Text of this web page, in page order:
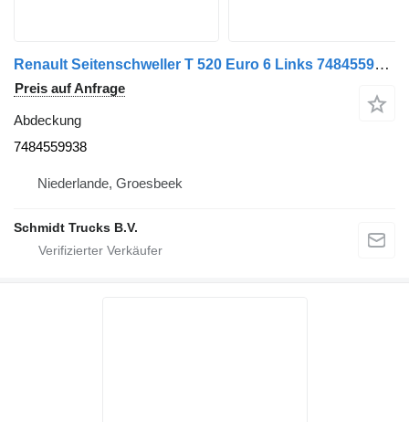
Renault Seitenschweller T 520 Euro 6 Links 7484559938 Abdeckung für LKW
Preis auf Anfrage
Abdeckung
7484559938
Niederlande, Groesbeek
Schmidt Trucks B.V.